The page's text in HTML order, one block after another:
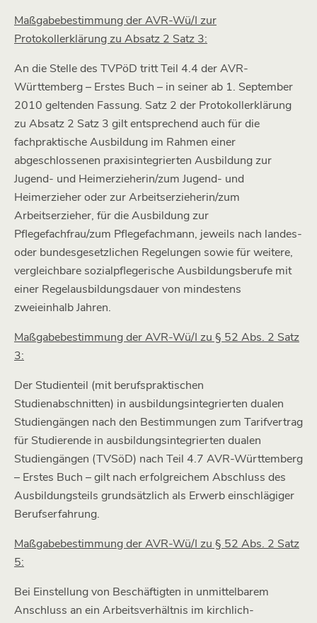
Maßgabebestimmung der AVR-Wü/I zur
Protokollerklärung zu Absatz 2 Satz 3:
An die Stelle des TVPöD tritt Teil 4.4 der AVR-
Württemberg – Erstes Buch – in seiner ab 1. September
2010 geltenden Fassung. Satz 2 der Protokollerklärung
zu Absatz 2 Satz 3 gilt entsprechend auch für die
fachpraktische Ausbildung im Rahmen einer
abgeschlossenen praxisintegrierten Ausbildung zur
Jugend- und Heimerzieherin/zum Jugend- und
Heimerzieher oder zur Arbeitserzieherin/zum
Arbeitserzieher, für die Ausbildung zur
Pflegefachfrau/zum Pflegefachmann, jeweils nach landes-
oder bundesgesetzlichen Regelungen sowie für weitere,
vergleichbare sozialpflegerische Ausbildungsberufe mit
einer Regelausbildungsdauer von mindestens
zweieinhalb Jahren.
Maßgabebestimmung der AVR-Wü/I zu § 52 Abs. 2 Satz
3:
Der Studienteil (mit berufspraktischen
Studienabschnitten) in ausbildungsintegrierten dualen
Studiengängen nach den Bestimmungen zum Tarifvertrag
für Studierende in ausbildungsintegrierten dualen
Studiengängen (TVSöD) nach Teil 4.7 AVR-Württemberg
– Erstes Buch – gilt nach erfolgreichem Abschluss des
Ausbildungsteils grundsätzlich als Erwerb einschlägiger
Berufserfahrung.
Maßgabebestimmung der AVR-Wü/I zu § 52 Abs. 2 Satz
5:
Bei Einstellung von Beschäftigten in unmittelbarem
Anschluss an ein Arbeitsverhältnis im kirchlich-